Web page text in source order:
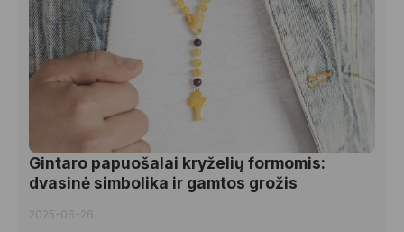
Gintaro papuošalai kryželių formomis:
dvasinė simbolika ir gamtos grožis
2025-06-26